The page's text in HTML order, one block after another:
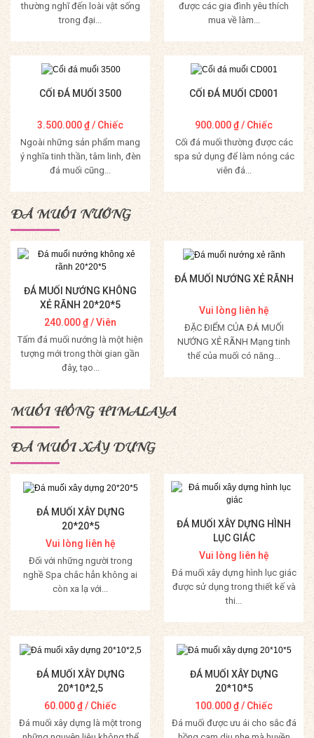
thường nghĩ đến loài vật sống
trong đại...
Mua Hàng
được các gia đình yêu thích
mua về làm...
Mua Hàng
CỐI ĐÁ MUỐI 3500
3.500.000₫/ Chiếc
Ngoài những sản phẩm mang
ý nghĩa tinh thần, tâm linh, đèn
đá muối cũng...
Mua Hàng
CỐI ĐÁ MUỐI CD001
900.000₫/ Chiếc
Cối đá muối thường được các
spa sử dụng để làm nóng các
viên đá...
Mua Hàng
ĐÁ MUỐI NƯỚNG
ĐÁ MUỐI NƯỚNG KHÔNG
XẺ RÃNH 20*20*5
240.000₫/ Viên
Tấm đá muối nướng là một hiện
tượng mới trong thời gian gần
đây, tạo...
Mua Hàng
ĐÁ MUỐI NƯỚNG XẺ RÃNH
Vui lòng liên hệ
ĐẶC ĐIỂM CỦA ĐÁ MUỐI
NƯỚNG XẺ RÃNH Mạng tinh
thể của muối có năng...
Mua Hàng
MUỐI HỒNG HIMALAYA
ĐÁ MUỐI XÂY DỰNG
ĐÁ MUỐI XÂY DỰNG
20*20*5
Vui lòng liên hệ
Đối với những người trong
nghề Spa chắc hẳn không ai
còn xa lạ với...
Mua Hàng
ĐÁ MUỐI XÂY DỰNG HÌNH
LỤC GIÁC
Vui lòng liên hệ
Đá muối xây dựng hình lục giác
được sử dụng trong thiết kế và
thi...
Mua Hàng
ĐÁ MUỐI XÂY DỰNG
20*10*2,5
60.000₫/ Chiếc
Đá muối xây dựng là một trong
ĐÁ MUỐI XÂY DỰNG
20*10*5
100.000₫/ Chiếc
Đá muối được ưu ái cho sắc đá